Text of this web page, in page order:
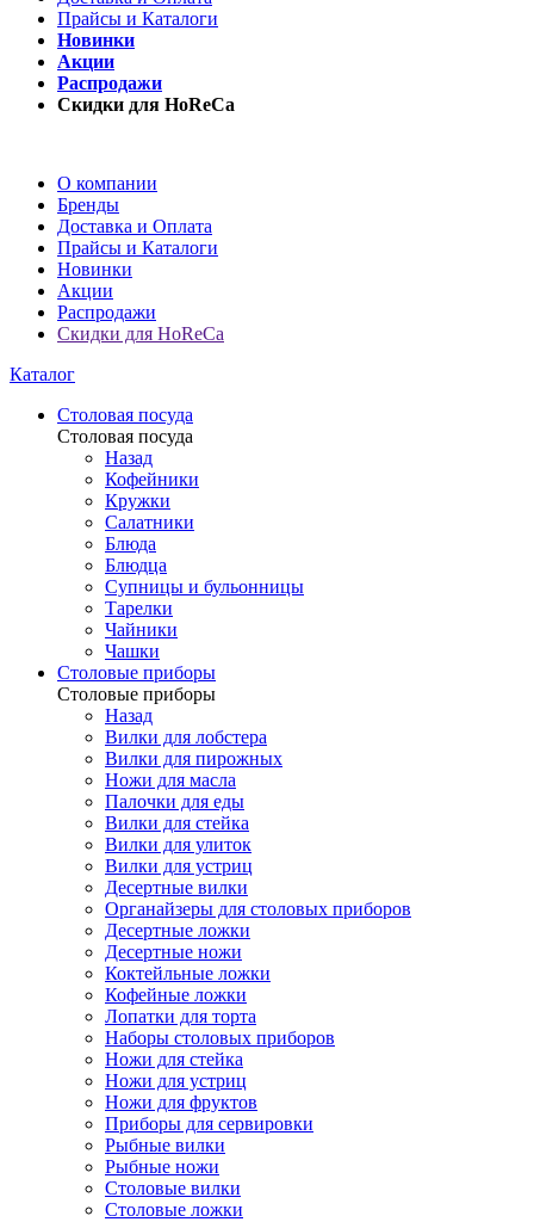
Прайсы и Каталоги
Новинки
Акции
Распродажи
Скидки для HoReCa
О компании
Бренды
Доставка и Оплата
Прайсы и Каталоги
Новинки
Акции
Распродажи
Скидки для HoReCa
Каталог
Столовая посуда
Столовая посуда
Назад
Кофейники
Кружки
Салатники
Блюда
Блюдца
Супницы и бульонницы
Тарелки
Чайники
Чашки
Cтоловые приборы
Cтоловые приборы
Назад
Вилки для лобстера
Вилки для пирожных
Ножи для масла
Палочки для еды
Вилки для стейка
Вилки для улиток
Вилки для устриц
Десертные вилки
Органайзеры для столовых приборов
Десертные ложки
Десертные ножи
Коктейльные ложки
Кофейные ложки
Лопатки для торта
Наборы столовых приборов
Ножи для стейка
Ножи для устриц
Ножи для фруктов
Приборы для сервировки
Рыбные вилки
Рыбные ножи
Столовые вилки
Столовые ложки